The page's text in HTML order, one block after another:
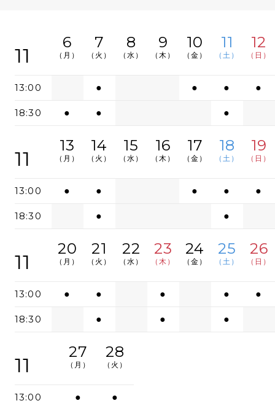
11
6
（月）
7
（火）
8
（水）
9
（木）
10
（金）
11
（土）
12
（日）
13:00 ● ● ● ●
18:30 ● ● ●
11
13
（月）
14
（火）
15
（水）
16
（木）
17
（金）
18
（土）
19
（日）
13:00 ● ● ● ● ●
18:30 ● ●
11
20
（月）
21
（火）
22
（水）
23
（木）
24
（金）
25
（土）
26
（日）
13:00 ● ● ● ● ●
18:30 ● ● ●
11
27
（月）
28
（火）
13:00 ● ●